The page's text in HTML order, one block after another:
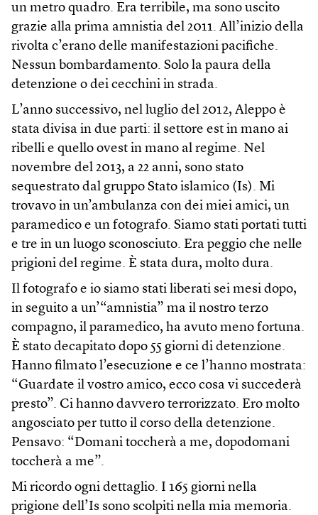
un metro quadro. Era terribile, ma sono uscito
grazie alla prima amnistia del 2011. All’inizio della
rivolta c’erano delle manifestazioni pacifiche.
Nessun bombardamento. Solo la paura della
detenzione o dei cecchini in strada.
L’anno successivo, nel luglio del 2012, Aleppo è
stata divisa in due parti: il settore est in mano ai
ribelli e quello ovest in mano al regime. Nel
novembre del 2013, a 22 anni, sono stato
sequestrato dal gruppo Stato islamico (Is). Mi
trovavo in un’ambulanza con dei miei amici, un
paramedico e un fotografo. Siamo stati portati tutti
e tre in un luogo sconosciuto. Era peggio che nelle
prigioni del regime. È stata dura, molto dura.
Il fotografo e io siamo stati liberati sei mesi dopo,
in seguito a un’“amnistia” ma il nostro terzo
compagno, il paramedico, ha avuto meno fortuna.
È stato decapitato dopo 55 giorni di detenzione.
Hanno filmato l’esecuzione e ce l’hanno mostrata:
“Guardate il vostro amico, ecco cosa vi succederà
presto”. Ci hanno davvero terrorizzato. Ero molto
angosciato per tutto il corso della detenzione.
Pensavo: “Domani toccherà a me, dopodomani
toccherà a me”.
Mi ricordo ogni dettaglio. I 165 giorni nella
prigione dell’Is sono scolpiti nella mia memoria.